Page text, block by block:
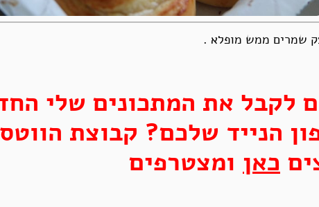
שמרים ממש מופלא .
לקבל את המתכונים שלי
הנייד שלכם? קבוצת
כאן ומצטרפים